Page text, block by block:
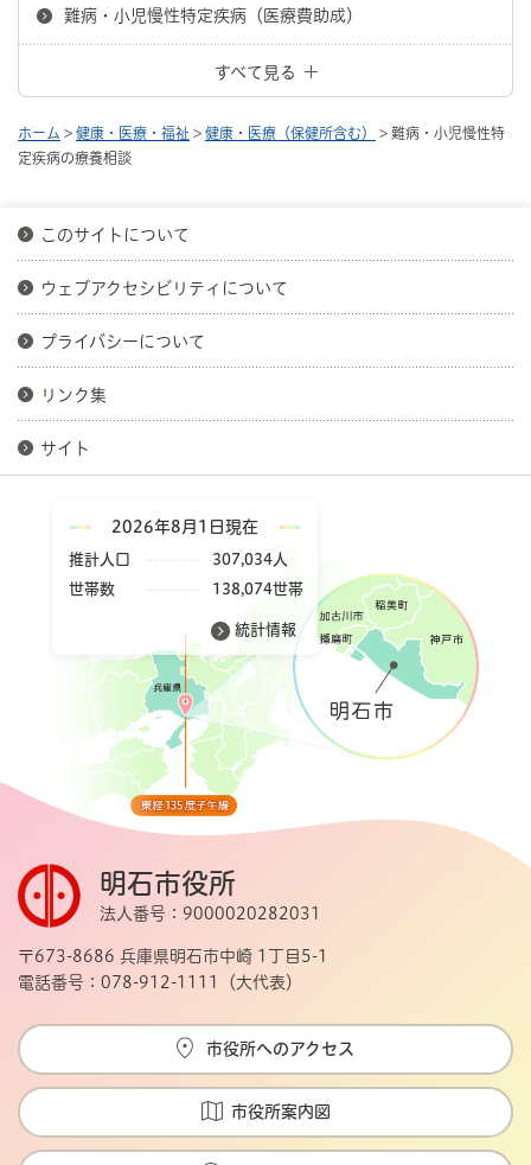
難病・小児慢性特定疾病（医療費助成）
すべて見る
ホーム > 健康・医療・福祉 > 健康・医療（保健所含む）
> 難病・小児慢性特
定疾病の療養相談
このサイトについて
ウェブアクセシビリティについて
プライバシーについて
リンク集
サイト
2026年8月1日現在
推計人口
307,034人
世帯数
138,074世帯
統計情報
明石市役所
法人番号：9000020282031
〒673-8686 兵庫県明石市中崎 1丁目5-1
電話番号：078-912-1111（大代表）
市役所へのアクセス
市役所案内図